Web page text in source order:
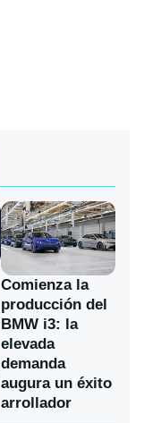
Comienza la
producción del
BMW i3: la
elevada
demanda
augura un éxito
arrollador